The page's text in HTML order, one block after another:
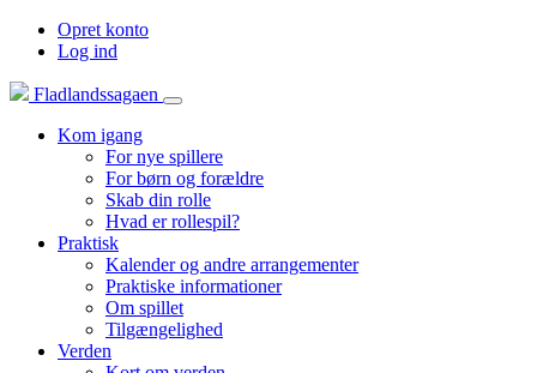
Opret konto
Log ind
Fladlandssagaen
Kom igang
For nye spillere
For børn og forældre
Skab din rolle
Hvad er rollespil?
Praktisk
Kalender og andre arrangementer
Praktiske informationer
Om spillet
Tilgængelighed
Verden